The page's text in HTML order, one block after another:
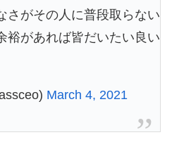
さがその人に普段取らない
裕があれば皆だいたい良い
March 4, 2021